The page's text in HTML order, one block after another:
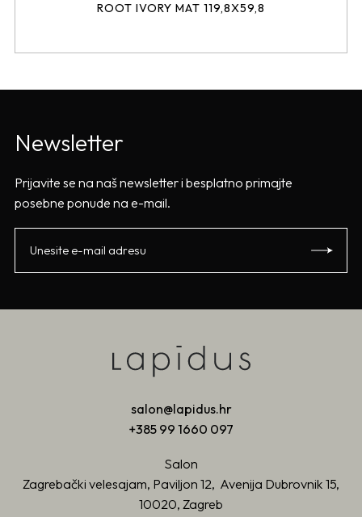
ROOT IVORY MAT 119,8X59,8
Newsletter
Prijavite se na naš newsletter i besplatno primajte
posebne ponude na e-mail.
salon@lapidus.hr
+385 99 1660 097
Salon
Zagrebački velesajam, Paviljon 12, Avenija Dubrovnik 15,
10020, Zagreb